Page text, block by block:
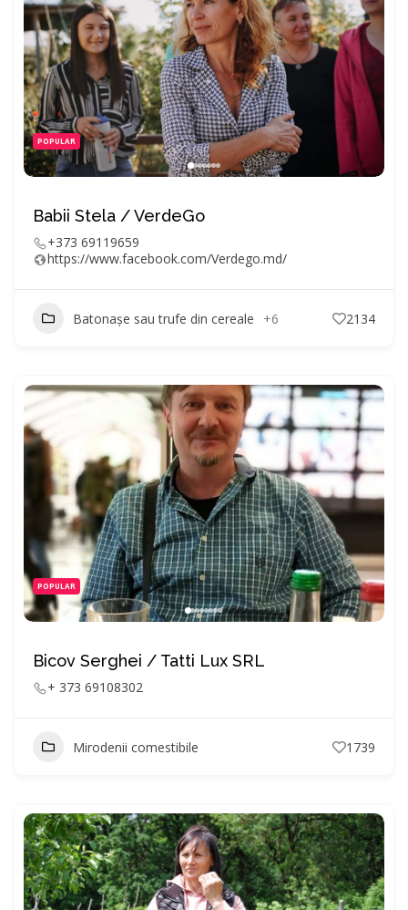
POPULAR
Babii Stela / VerdeGo
+373 69119659
https://www.facebook.com/Verdego.md/
Batonașe sau trufe din cereale +6 2134
POPULAR
Bicov Serghei / Tatti Lux SRL
+ 373 69108302
Mirodenii comestibile 1739